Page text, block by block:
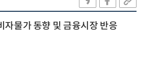
자물가 동향 및 금융시장 반응